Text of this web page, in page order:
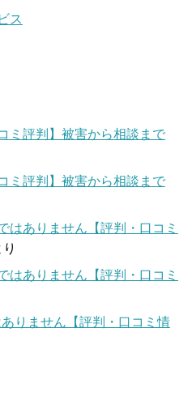
ス
ミ評判】被害から相談まで
ミ評判】被害から相談まで
はありません【評判・口コミ
はありません【評判・口コミ
りません【評判・口コミ情